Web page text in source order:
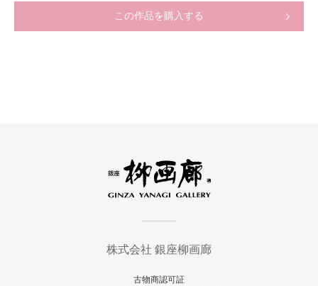
この作品を購入する
株式会社 銀座柳画廊
古物商認可証